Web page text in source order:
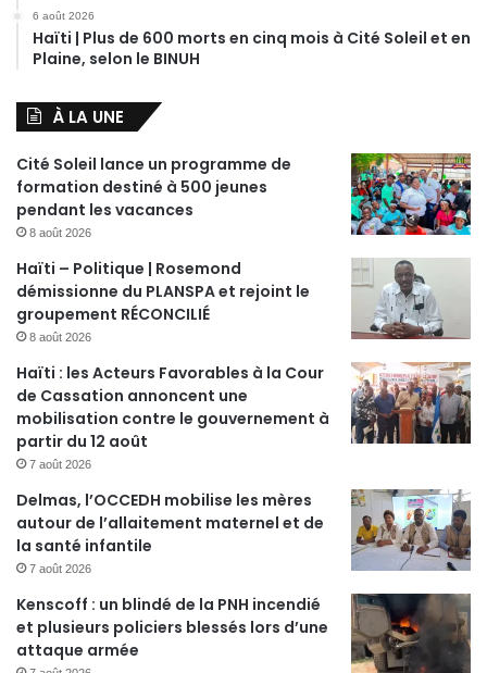
6 août 2026
Haïti | Plus de 600 morts en cinq mois à Cité Soleil et en
Plaine, selon le BINUH
À LA UNE
Cité Soleil lance un programme de
formation destiné à 500 jeunes
pendant les vacances
8 août 2026
Haïti – Politique | Rosemond
démissionne du PLANSPA et rejoint le
groupement RÉCONCILIÉ
8 août 2026
Haïti : les Acteurs Favorables à la Cour
de Cassation annoncent une
mobilisation contre le gouvernement à
partir du 12 août
7 août 2026
Delmas, l’OCCEDH mobilise les mères
autour de l’allaitement maternel et de
la santé infantile
7 août 2026
Kenscoff : un blindé de la PNH incendié
et plusieurs policiers blessés lors d’une
attaque armée